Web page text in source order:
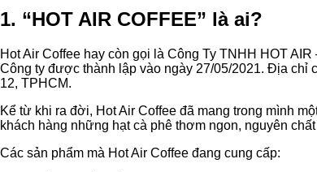
1. “HOT AIR COFFEE” là ai?
Hot Air Coffee hay còn gọi là Công Ty TNHH HOT
Công ty được thành lập vào ngày 27/05/2021. Địa chỉ
12, TPHCM.
Kể từ khi ra đời, Hot Air Coffee đã mang trong mình
khách hàng những hạt cà phê thơm ngon, nguyên
Các sản phẩm mà Hot Air Coffee đang cung cấp: